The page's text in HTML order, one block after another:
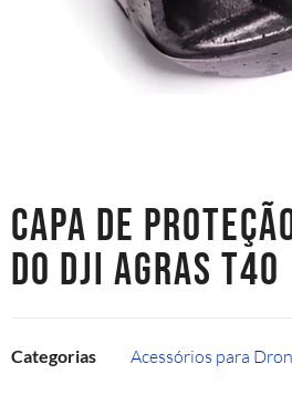
CAPA DE
DO DJI AGRAS T40
Categorias Acessórios para